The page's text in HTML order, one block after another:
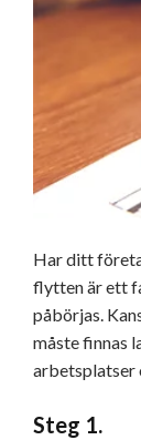
Har ditt
flytten är ett
påbörjas.
måste finnas
arbetsplatser
Steg 1.